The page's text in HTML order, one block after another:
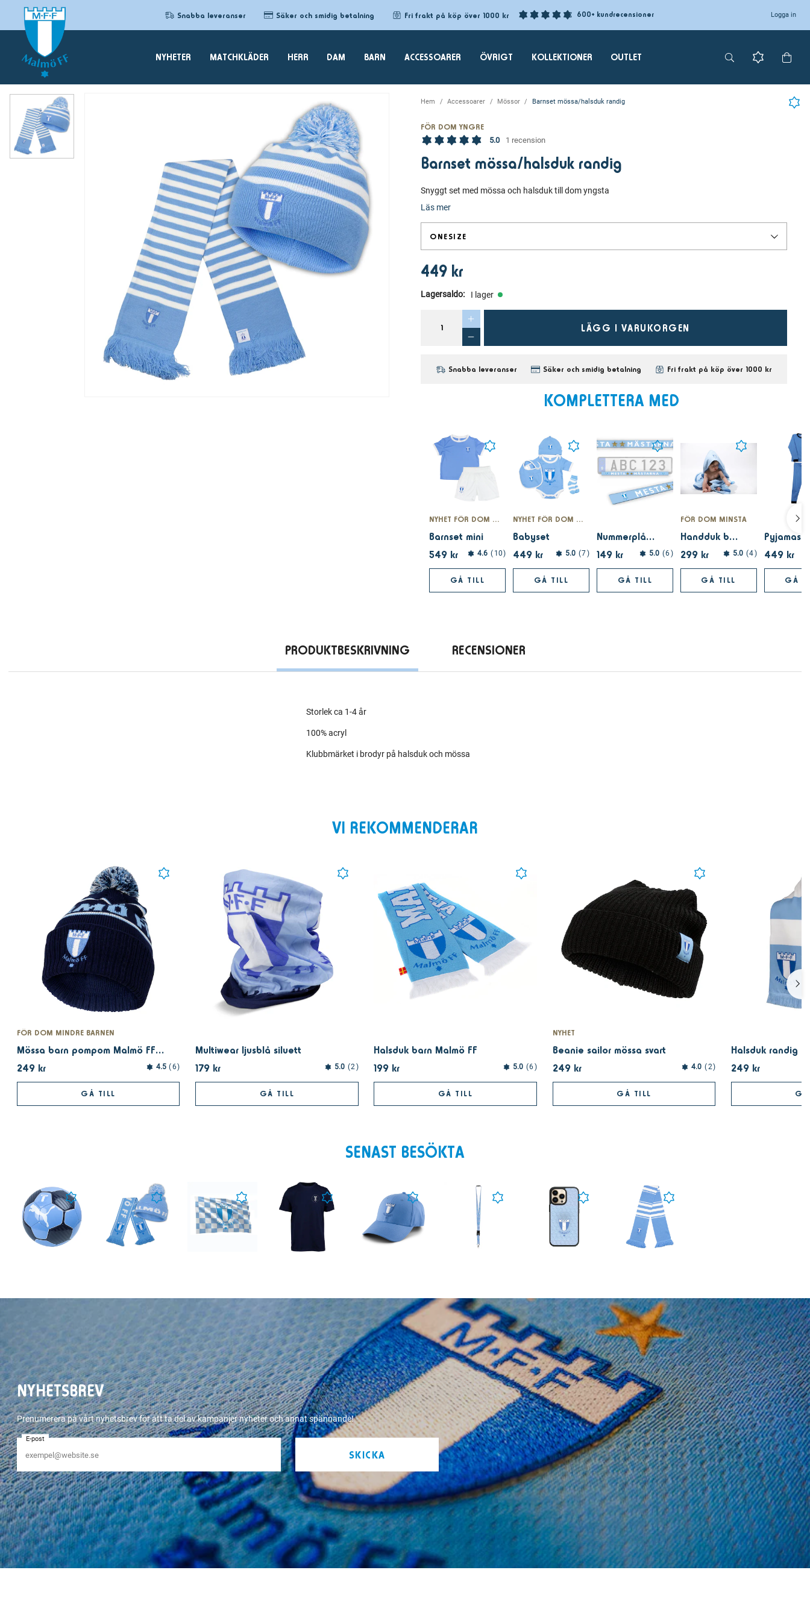
Snabba leveranser Säker och smidig betalning Fri frakt på köp över 1000 kr 600+ kundrecensioner Logga in
NYHETER MATCHKLÄDER HERR DAM BARN ACCESSOARER ÖVRIGT KOLLEKTIONER OUTLET
Hem Accessoarer Mössor Barnset mössa/halsduk randig
FÖR DOM YNGRE
5.0
1 recension
Barnset mössa/halsduk randig
Snyggt set med mössa och halsduk till dom yngsta
Läs mer
ONESIZE
449 kr
Lagersaldo: I lager
LÄGG I VARUKORGEN
Snabba leveranser Säker och smidig betalning Fri frakt på köp över 1000 kr
KOMPLETTERA MED
NYHET FÖR DOM MINSTA
Barnset mini
549 kr
4.6 10
GÅ TILL
NYHET FÖR DOM MINSTA
Babyset
449 kr
5.0 7
GÅ TILL
Nummerplåtlist Mesta mästarna ljusblå
149 kr
5.0 6
GÅ TILL
FÖR DOM MINSTA
Handduk baby med printad huva
299 kr
5.0 4
GÅ TILL
449 kr
GÅ
PRODUKTBESKRIVNING RECENSIONER
Storlek ca 1-4 år
100% acryl
Klubbmärket i brodyr på halsduk och mössa
VI REKOMMENDERAR
FÖR DOM MINDRE BARNEN
Mössa barn pompom Malmö FF marin
249 kr
4.5 6
GÅ TILL
Multiwear ljusblå siluett
179 kr
5.0 2
GÅ TILL
Halsduk barn Malmö FF
199 kr
5.0 6
GÅ TILL
NYHET
Beanie sailor mössa svart
249 kr
4.0 2
GÅ TILL
Halsduk randig
249 kr
SENAST BESÖKTA
NYHETSBREV
Prenumerera på vårt nyhetsbrev för att ta del av kampanjer nyheter och annat spännande!
E-post
SKICKA